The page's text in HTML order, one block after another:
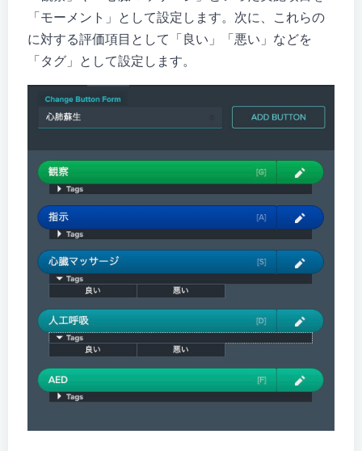
「モーメント」として設定します。次に、これらの
に対する評価項目として「良い」「悪い」などを
「タグ」として設定します。